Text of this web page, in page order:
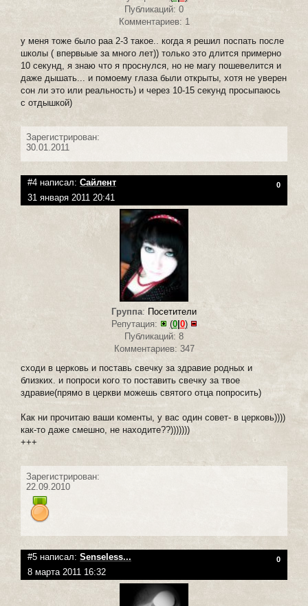
Публикаций: 0
Комментариев: 1
у меня тоже было раа 2-3 такое.. когда я решил поспать после
школы ( впервыые за много лет)) только это длится примерно
10 секунд, я знаю что я проснулся, но не магу пошевелится и
даже дышать... и помоему глаза были открыты, хотя не уверен
сон ли это или реальность) и через 10-15 секунд просыпаюсь
с отдышкой)
Зарегистрирован:
30.01.2011
#4 написал: Сайлент 0
31 января 2011 20:41
Группа: Посетители
Репутация:
(0| 0)
Публикаций: 8
Комментариев: 347
сходи в церковь и поставь свечку за здравие родных и
близких. и попроси кого то поставить свечку за твое
здравие(прямо в церкви можешь святого отца попросить)
Как ни прочитаю ваши коменты, у вас один совет- в церковь))))
как-то даже смешно, не находите??)))))))
+++
Зарегистрирован:
22.09.2010
#5 написал: Senseless... 0
8 марта 2011 16:32